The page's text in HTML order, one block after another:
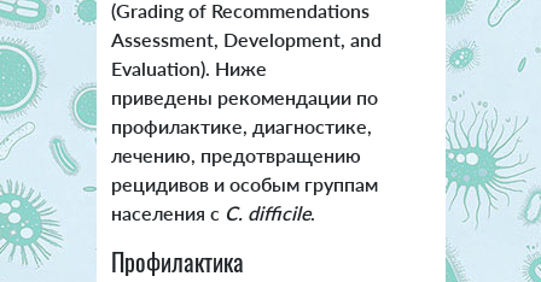
(Grading of Recommendations
Assessment, Development, and
Evaluation). Ниже
приведены рекомендации по
профилактике, диагностике,
лечению, предотвращению
рецидивов и особым группам
населения с C. difficile.
Профилактика